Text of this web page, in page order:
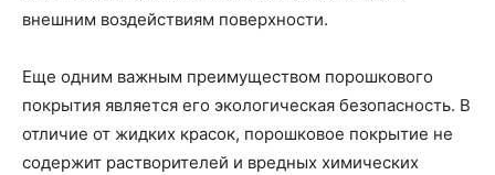
внешним воздействиям поверхности.
Еще одним важным преимуществом порошкового
покрытия является его экологическая безопасность. В
отличие от жидких красок, порошковое покрытие не
содержит растворителей и вредных химических